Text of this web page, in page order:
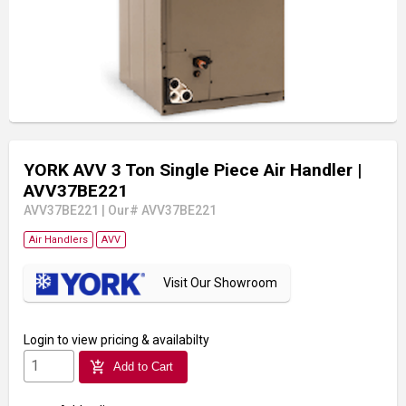
YORK AVV 3 Ton Single Piece Air Handler |
AVV37BE221
AVV37BE221 Our# AVV37BE221
Air Handlers AVV
Visit Our Showroom
Login to view pricing & availabilty
add_shopping_cart Add to Cart